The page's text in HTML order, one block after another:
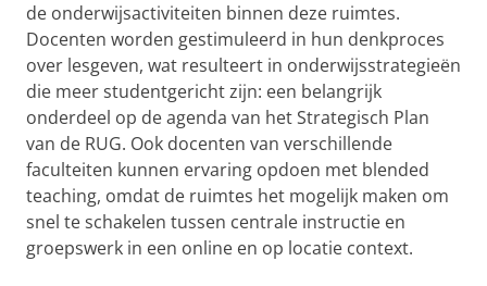
de onderwijsactiviteiten binnen deze ruimtes.
Docenten worden gestimuleerd in hun denkproces
over lesgeven, wat resulteert in onderwijsstrategieën
die meer studentgericht zijn: een belangrijk
onderdeel op de agenda van het Strategisch Plan
van de RUG. Ook docenten van verschillende
faculteiten kunnen ervaring opdoen met blended
teaching, omdat de ruimtes het mogelijk maken om
snel te schakelen tussen centrale instructie en
groepswerk in een online en op locatie context.